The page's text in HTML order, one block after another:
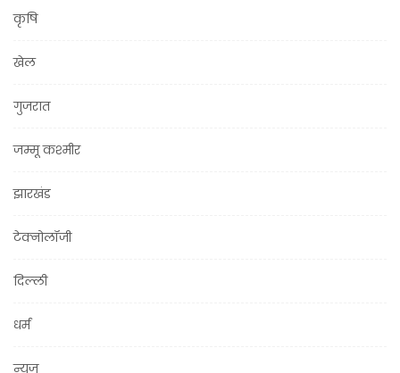
कृषि
खेल
गुजरात
जम्मू कश्मीर
झारखंड
टेक्नोलॉजी
दिल्ली
धर्म
न्यूज़